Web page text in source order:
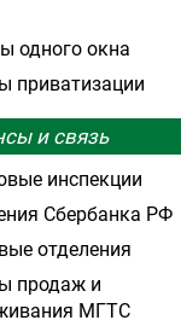
одного окна
приватизации
и связь
инспекции
Сбербанка РФ
отделения
продаж и
МГТС